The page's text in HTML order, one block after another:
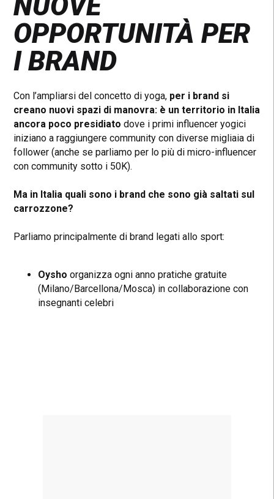
OPPORTUNITÀ PER
I BRAND
Con l’ampliarsi del concetto di yoga, per i brand si
creano nuovi spazi di manovra: è un territorio in Italia
ancora poco presidiato dove i primi influencer yogici
iniziano a raggiungere community con diverse migliaia di
follower (anche se parliamo per lo più di micro-influencer
con community sotto i 50K).
Ma in Italia quali sono i brand che sono già saltati sul
carrozzone?
Parliamo principalmente di brand legati allo sport:
Oysho organizza ogni anno pratiche gratuite
(Milano/Barcellona/Mosca) in collaborazione con
insegnanti celebri